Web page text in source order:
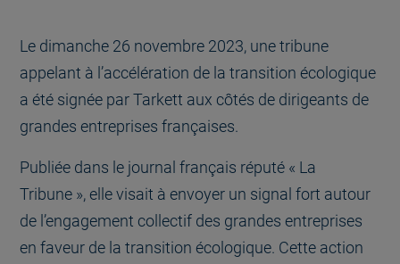
Le dimanche 26 novembre 2023, une tribune
appelant à l’accélération de la transition écologique
a été signée par Tarkett aux côtés de dirigeants de
grandes entreprises françaises.
Publiée dans le journal français réputé « La
Tribune », elle visait à envoyer un signal fort autour
de l’engagement collectif des grandes entreprises
en faveur de la transition écologique. Cette action